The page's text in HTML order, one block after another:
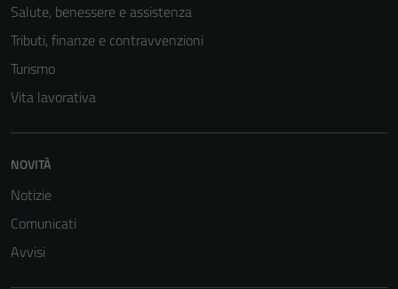
Salute, benessere e assistenza
Tributi, finanze e contravvenzioni
Turismo
Vita lavorativa
NOVITÀ
Notizie
Comunicati
Avvisi